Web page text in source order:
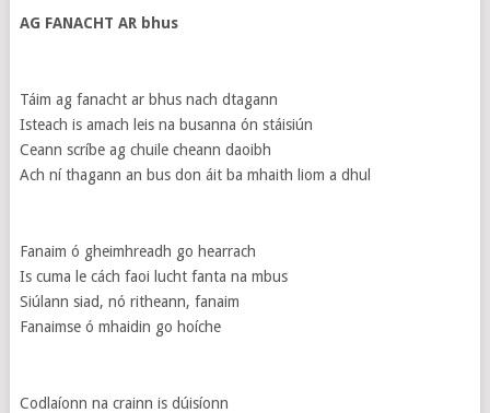
AG FANACHT AR bhus
Táim ag fanacht ar bhus nach dtagann
Isteach is amach leis na busanna ón stáisiún
Ceann scríbe ag chuile cheann daoibh
Ach ní thagann an bus don áit ba mhaith liom a dhul
Fanaim ó gheimhreadh go hearrach
Is cuma le cách faoi lucht fanta na mbus
Siúlann siad, nó ritheann, fanaim
Fanaimse ó mhaidin go hoíche
Codlaíonn na crainn is dúisíonn